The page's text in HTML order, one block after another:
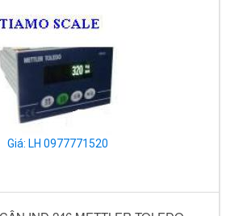
Giá: LH 0977771520